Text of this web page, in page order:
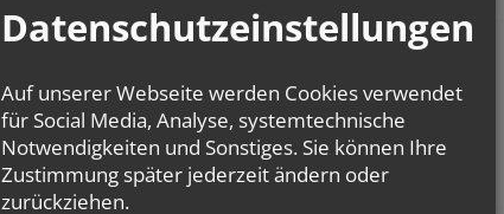
Das gemeinsame Pfarrblatt: Pfarre Zu den Heiligen
Schutzengeln mit den Teilgemeinden Ebergassing,
Gramatneusiedl, Mitterndorf, Moosbrunn &
Wienerherbergals pdf-Datei.
Datenschutzeinstellungen
Auf unserer Webseite werden Cookies verwendet
für Social Media, Analyse, systemtechnische
Notwendigkeiten und Sonstiges. Sie können Ihre
Zustimmung später jederzeit ändern oder
zurückziehen.